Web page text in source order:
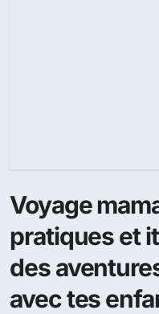
Voyage
pratiques et
des
avec tes